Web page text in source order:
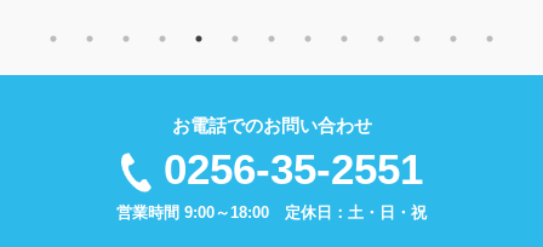
お電話でのお問い合わせ
0256-35-2551
営業時間 9:00～18:00 定休日：土・日・祝